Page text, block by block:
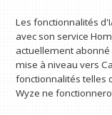
Les fonctionnalités
avec son service
actuellement
mise à niveau vers
fonctionnalités telles
Wyze ne